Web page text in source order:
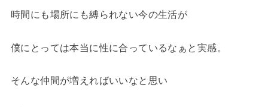
時間にも場所にも縛られない今の生活が
僕にとっては本当に性に合っているなぁと実感。
そんな仲間が増えればいいなと思い